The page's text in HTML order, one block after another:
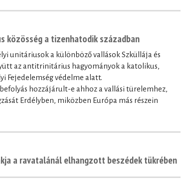
közösség a tizenhatodik században
unitáriusok a különböző vallások Szküllája és
az antitrinitárius hagyományok a katolikus,
Fejedelemség védelme alatt.
hozzájárult-e ahhoz a vallási türelemhez,
Erdélyben, miközben Európa más részein
a ravatalánál elhangzott beszédek tükrében